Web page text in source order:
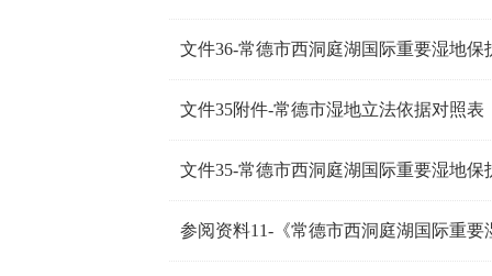
文件36-常德市西洞庭湖国际重要湿地保
文件35附件-常德市湿地立法依据对照表
文件35-常德市西洞庭湖国际重要湿地保
参阅资料11-《常德市西洞庭湖国际重